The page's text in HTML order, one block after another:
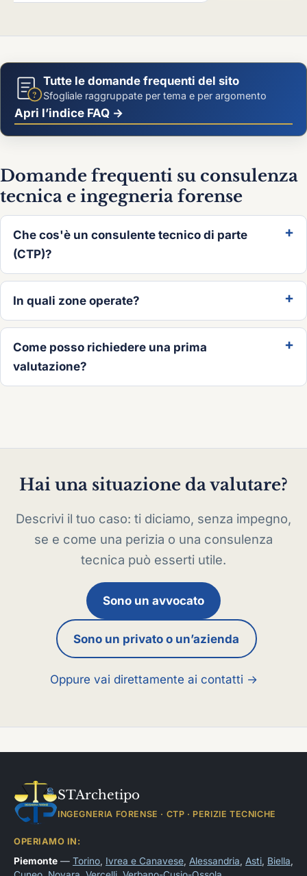
?
Tutte le domande frequenti del sito
Sfogliale raggruppate per tema e per argomento
Apri l’indice FAQ →
Domande frequenti su consulenza
tecnica e ingegneria forense
Che cos'è un consulente tecnico di parte
(CTP)?
In quali zone operate?
Come posso richiedere una prima
valutazione?
Hai una situazione da valutare?
Descrivi il tuo caso: ti diciamo, senza impegno,
se e come una perizia o una consulenza
tecnica può esserti utile.
Sono un avvocato
Sono un privato o un’azienda
Oppure vai direttamente ai contatti →
STArchetipo
INGEGNERIA FORENSE · CTP · PERIZIE TECNICHE
OPERIAMO IN:
Piemonte — Torino, Ivrea e Canavese, Alessandria, Asti, Biella,